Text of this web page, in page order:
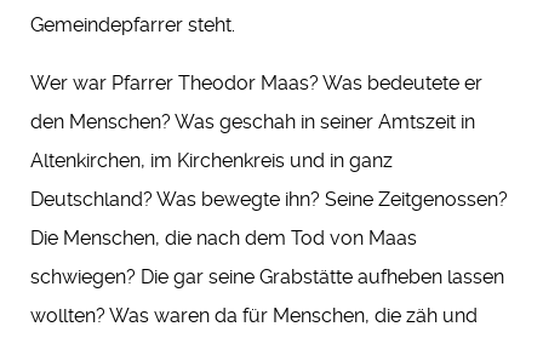
Gemeindepfarrer steht.
Wer war Pfarrer Theodor Maas? Was bedeutete er
den Menschen? Was geschah in seiner Amtszeit in
Altenkirchen, im Kirchenkreis und in ganz
Deutschland? Was bewegte ihn? Seine Zeitgenossen?
Die Menschen, die nach dem Tod von Maas
schwiegen? Die gar seine Grabstätte aufheben lassen
wollten? Was waren da für Menschen, die zäh und